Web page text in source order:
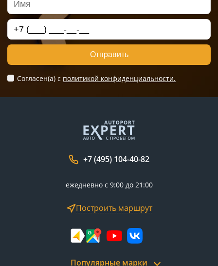
Отправить
Согласен(а) c политикой конфиденциальности.
+7 (495) 104-40-82
ежедневно с 9:00 до 21:00
Построить маршрут
Популярные марки